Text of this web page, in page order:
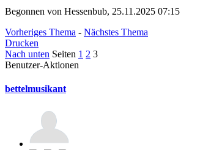
Begonnen von Hessenbub, 25.11.2025 07:15
Vorheriges Thema - Nächstes Thema
Drucken
Nach unten Seiten 1 2 3
Benutzer-Aktionen
bettelmusikant